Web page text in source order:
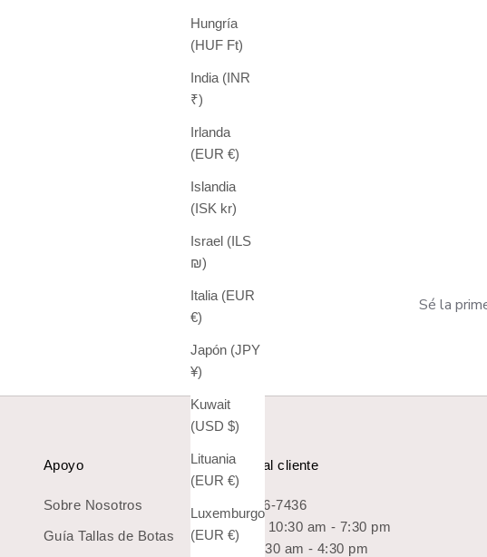
Hungría
(HUF Ft)
India (INR
₹)
Irlanda
(EUR €)
Islandia
(ISK kr)
Israel (ILS
₪)
Italia (EUR
€)
Japón (JPY
¥)
Kuwait
(USD $)
Lituania
(EUR €)
Luxemburgo
(EUR €)
Sé la
Apoyo
Sobre Nosotros
Guía Tallas de Botas
Servicio al cliente
1-800-966-7436
Lun-Sab: 10:30 am - 7:30 pm
Dom: 10:30 am - 4:30 pm